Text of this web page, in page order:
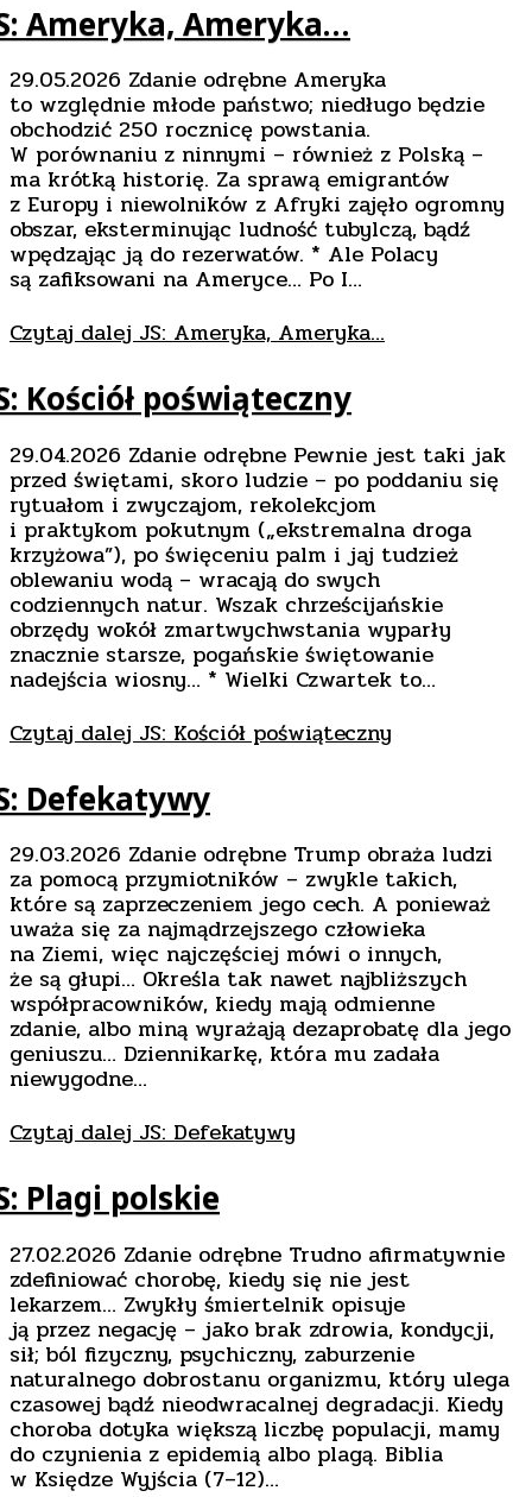
Ameryka, Ameryka…
29.05.2026 Zdanie odrębne Ameryka
to względnie młode państwo; niedługo będzie
obchodzić 250 rocznicę powstania.
W porównaniu z ninnymi – również z Polską –
ma krótką historię. Za sprawą emigrantów
z Europy i niewolników z Afryki zajęło ogromny
obszar, eksterminując ludność tubylczą, bądź
wpędzając ją do rezerwatów. * Ale Polacy
są zafiksowani na Ameryce… Po I…
Czytaj dalejJS: Ameryka, Ameryka…
Kościół poświąteczny
29.04.2026 Zdanie odrębne Pewnie jest taki jak
przed świętami, skoro ludzie – po poddaniu się
rytuałom i zwyczajom, rekolekcjom
i praktykom pokutnym („ekstremalna droga
krzyżowa”), po święceniu palm i jaj tudzież
oblewaniu wodą – wracają do swych
codziennych natur. Wszak chrześcijańskie
obrzędy wokół zmartwychwstania wyparły
znacznie starsze, pogańskie świętowanie
nadejścia wiosny… * Wielki Czwartek to…
Czytaj dalejJS: Kościół poświąteczny
Defekatywy
29.03.2026 Zdanie odrębne Trump obraża ludzi
za pomocą przymiotników – zwykle takich,
które są zaprzeczeniem jego cech. A ponieważ
uważa się za najmądrzejszego człowieka
na Ziemi, więc najczęściej mówi o innych,
że są głupi… Określa tak nawet najbliższych
współpracowników, kiedy mają odmienne
zdanie, albo miną wyrażają dezaprobatę dla jego
geniuszu… Dziennikarkę, która mu zadała
niewygodne…
Czytaj dalejJS: Defekatywy
Plagi polskie
27.02.2026 Zdanie odrębne Trudno afirmatywnie
zdefiniować chorobę, kiedy się nie jest
lekarzem… Zwykły śmiertelnik opisuje
ją przez negację – jako brak zdrowia, kondycji,
sił; ból fizyczny, psychiczny, zaburzenie
naturalnego dobrostanu organizmu, który ulega
czasowej bądź nieodwracalnej degradacji. Kiedy
choroba dotyka większą liczbę populacji, mamy
do czynienia z epidemią albo plagą. Biblia
w Księdze Wyjścia (7–12)…